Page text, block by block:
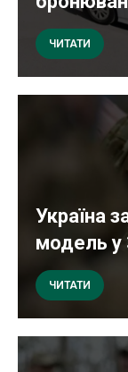
ЧИТАТИ
Україна
модель у
ЧИТАТИ